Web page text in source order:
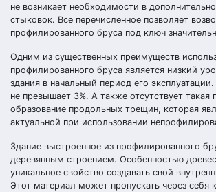
не возникает необходимости в
стыковок. Все перечисленное позволяет
профилированного бруса под ключ
Одним из существенных преимуществ
профилированного бруса является низкий
здания в начальный период его эксплуатации.
не превышает 3%. А также отсутствует такая
образование продольных трещин, которая
актуальной при использовании
Здание выстроенное из профилированного
деревянным строением. Особенностью
уникальное свойство создавать свой
Этот материал может пропускать через себя